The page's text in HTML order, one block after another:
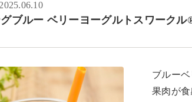
グブルー ベリーヨーグルトスワークル®
ブルー
果肉が食